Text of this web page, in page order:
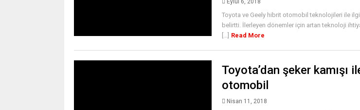
Eylül 6, 2018
Toyota ve Geely hibrit otomobil teknolojileri ile
belirtti. İlerleyen dönemler için artan teknoloji
[...] Read More
Toyota’dan şeker kamışı
otomobil
Nisan 11, 2018